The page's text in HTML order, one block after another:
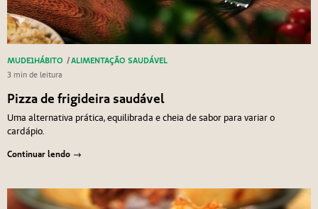
MUDE1HÁBITO /ALIMENTAÇÃO SAUDÁVEL
3 min de leitura
Pizza de frigideira saudável
Uma alternativa prática, equilibrada e cheia de sabor para variar o
cardápio.
Continuar lendo